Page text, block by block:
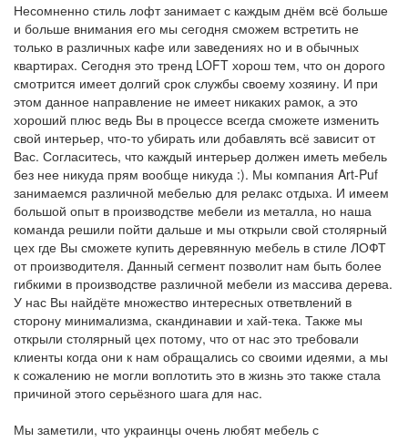
Несомненно стиль лофт занимает с каждым днём всё больше
и больше внимания его мы сегодня сможем встретить не
только в различных кафе или заведениях но и в обычных
квартирах. Сегодня это тренд LOFT хорош тем, что он дорого
смотрится имеет долгий срок службы своему хозяину. И при
этом данное направление не имеет никаких рамок, а это
хороший плюс ведь Вы в процессе всегда сможете изменить
свой интерьер, что-то убирать или добавлять всё зависит от
Вас. Согласитесь, что каждый интерьер должен иметь мебель
без нее никуда прям вообще никуда :). Мы компания Art-Puf
занимаемся различной мебелью для релакс отдыха. И имеем
большой опыт в производстве мебели из металла, но наша
команда решили пойти дальше и мы открыли свой столярный
цех где Вы сможете купить деревянную мебель в стиле ЛОФТ
от производителя. Данный сегмент позволит нам быть более
гибкими в производстве различной мебели из массива дерева.
У нас Вы найдёте множество интересных ответвлений в
сторону минимализма, скандинавии и хай-тека. Также мы
открыли столярный цех потому, что от нас это требовали
клиенты когда они к нам обращались со своими идеями, а мы
к сожалению не могли воплотить это в жизнь это также стала
причиной этого серьёзного шага для нас.
Мы заметили, что украинцы очень любят мебель с